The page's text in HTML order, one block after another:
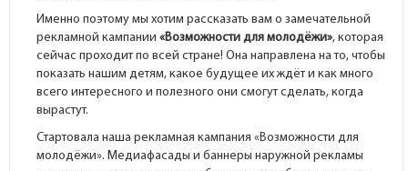
Именно поэтому мы хотим рассказать вам о замечательной
рекламной кампании«Возможности для молодёжи», которая
сейчас проходит по всей стране! Она направлена на то, чтобы
показать нашим детям, какое будущее их ждёт и как много
всего интересного и полезного они смогут сделать, когда
вырастут.
Стартовала наша рекламная кампания «Возможности для
молодёжи». Медиафасады и баннеры наружной рекламы